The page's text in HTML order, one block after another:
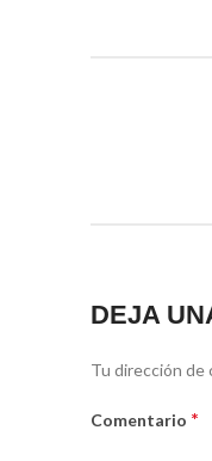
DEJA
Tu dirección de
Comentario *